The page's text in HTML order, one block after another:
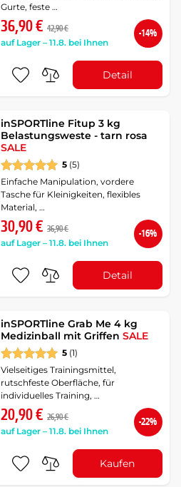
Gurte, feste …
36,90 € 42,90 €
auf Lager – 11.8. bei Ihnen
-14%
Detail
inSPORTline Fitup 3 kg
Belastungsweste - tarn rosa
SALE
5 (5)
Einfache Manipulation, vordere
Tasche für Kleinigkeiten, flexibles
Material, …
30,90 € 36,90 €
auf Lager – 11.8. bei Ihnen
-16%
Detail
inSPORTline Grab Me 4 kg
Medizinball mit GriffenSALE
5 (1)
Vielseitiges Trainingsmittel,
rutschfeste Oberfläche, für
individuelles Training, …
20,90 € 26,90 €
auf Lager – 11.8. bei Ihnen
-22%
Kaufen